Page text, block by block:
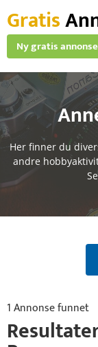
Gratis
Ny gratis annonse
Her finner du
andre
1 Annonse funnet